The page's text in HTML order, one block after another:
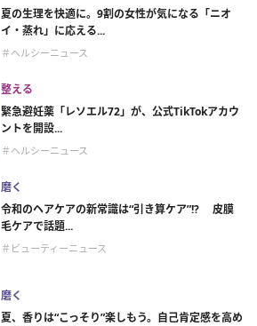
夏の生理を快適に。9割の女性が気になる「ニオ
イ・蒸れ」に応える...
＃ヘルシーニュース
整える
緊急避妊薬「レソエル72」が、公式TikTokアカウ
ントを開設...
＃ヘルシーニュース
磨く
令和のヘアケアの新常識は“引き算ケア”!? 皮膜
毛ケアで話題...
＃ビューティーニュース
磨く
夏、香りは“こっそり”楽しもう。自己肯定感を高め